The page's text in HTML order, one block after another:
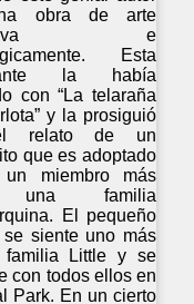
obra de arte
e
Esta
la había
con “La telaraña
y la prosiguió
relato de un
que es adoptado
un miembro más
una familia
El pequeño
se siente uno más
Little y se
con todos ellos en
Park. En un cierto